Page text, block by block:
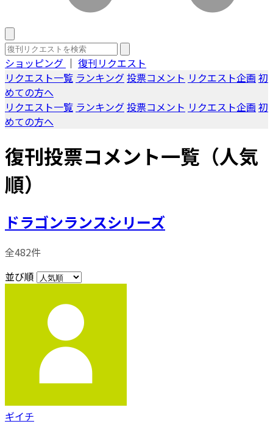
ショッピング ｜ 復刊リクエスト
リクエスト一覧 ランキング投票コメント リクエスト企画 初
めての方へ
リクエスト一覧 ランキング投票コメント リクエスト企画 初
めての方へ
復刊投票コメント一覧（人気
順）
ドラゴンランスシリーズ
全482件
並び順
ギイチ